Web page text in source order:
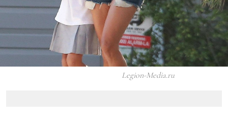
Legion-Media.ru